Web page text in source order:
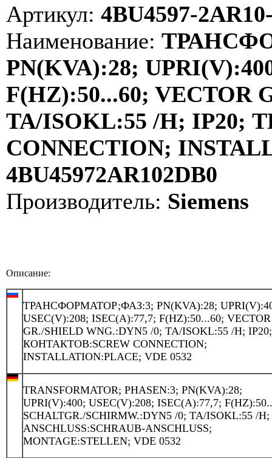
Артикул: 4BU4597-
Наименование:
PN(KVA):28;
F(HZ):50...60; VECTOR
TA/ISOKL:55 /H;
CONNECTION;
4BU45972AR102DB0
Производитель: Siemens
Описание:
ТРАНСФОРМАТОР;ФАЗ:3; PN(KVA):28;
USEC(V):208; ISEC(A):77,7; F(HZ):50...60; VECTOR
GR./SHIELD WNG.:DYN5 /0; TA/ISOKL:55 /H;
КОНТАКТОВ:SCREW CONNECTION;
INSTALLATION:PLACE; VDE 0532
TRANSFORMATOR; PHASEN:3; PN(KVA):28;
UPRI(V):400; USEC(V):208; ISEC(A):77,7;
SCHALTGR./SCHIRMW.:DYN5 /0; TA/ISOKL:55 /H;
ANSCHLUSS:SCHRAUB-ANSCHLUSS;
MONTAGE:STELLEN; VDE 0532